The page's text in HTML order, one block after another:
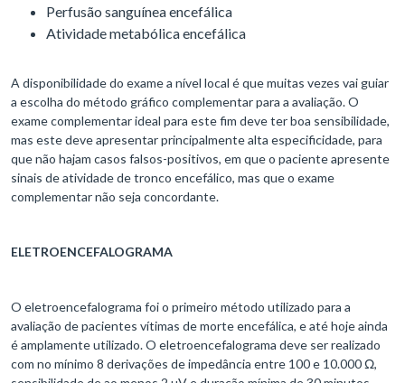
Perfusão sanguínea encefálica
Atividade metabólica encefálica
A disponibilidade do exame a nível local é que muitas vezes vai guiar
a escolha do método gráfico complementar para a avaliação. O
exame complementar ideal para este fim deve ter boa sensibilidade,
mas este deve apresentar principalmente alta especificidade, para
que não hajam casos falsos-positivos, em que o paciente apresente
sinais de atividade de tronco encefálico, mas que o exame
complementar não seja concordante.
ELETROENCEFALOGRAMA
O eletroencefalograma foi o primeiro método utilizado para a
avaliação de pacientes vítimas de morte encefálica, e até hoje ainda
é amplamente utilizado. O eletroencefalograma deve ser realizado
com no mínimo 8 derivações de impedância entre 100 e 10.000 Ω,